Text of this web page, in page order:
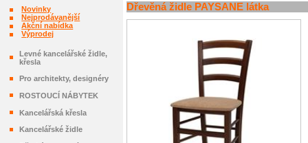
Novinky
Nejprodávanější
Akční nabídka
Výprodej
Levné kancelářské židle,
křesla
Pro architekty, designéry
ROSTOUCÍ NÁBYTEK
Kancelářská křesla
Kancelářské židle
Dřevěná židle PAYSANE látka